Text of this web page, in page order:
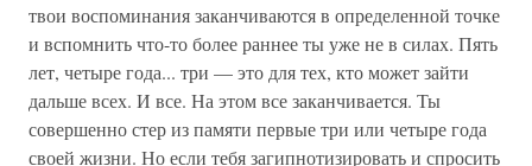
твои воспоминания заканчиваются в определенной точке
и вспомнить что-то более раннее ты уже не в силах. Пять
лет, четыре года... три — это для тех, кто может зайти
дальше всех. И все. На этом все заканчивается. Ты
совершенно стер из памяти первые три или четыре года
своей жизни. Но если тебя загипнотизировать и спросить